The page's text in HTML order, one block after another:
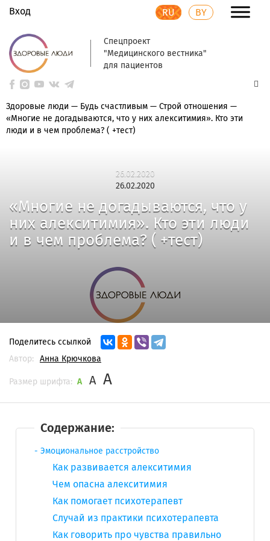
Вход RU BY
Спецпроект
"Медицинского вестника"
для пациентов
Здоровые люди — Будь счастливым — Строй отношения —
«Многие не догадываются, что у них алекситимия». Кто эти
люди и в чем проблема? ( +тест)
26.02.2020
26.02.2020
«Многие не догадываются, что у
них алекситимия». Кто эти люди
и в чем проблема? ( +тест)
Поделитесь ссылкой
Автор:
Анна Крючкова
Размер шрифта: A A A
Содержание:
Эмоциональное расстройство
Как развивается алекситимия
Чем опасна алекситимия
Как помогает психотерапевт
Случай из практики психотерапевта
Как говорить про чувства правильно